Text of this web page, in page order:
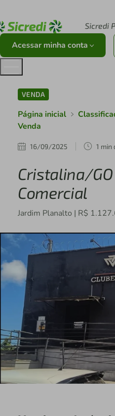
Sicredi
Acessar minha conta
VENDA
Página inicial
Venda
16/09/2025 1 min
Cristalina/
Comercial
Jardim Planalto | R$